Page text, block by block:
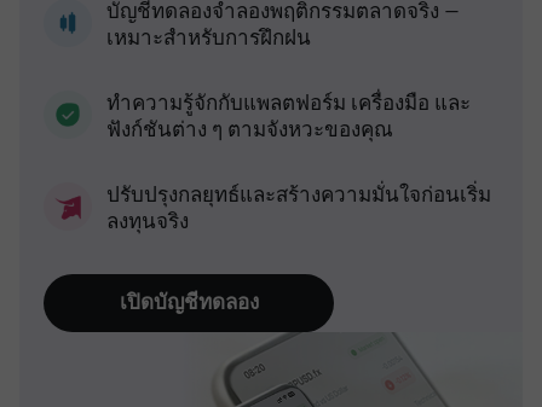
บัญชีทดลองจำลองพฤติกรรมตลาดจริง —
เหมาะสำหรับการฝึกฝน
ทำความรู้จักกับแพลตฟอร์ม เครื่องมือ และ
ฟังก์ชันต่าง ๆ ตามจังหวะของคุณ
ปรับปรุงกลยุทธ์และสร้างความมั่นใจก่อนเริ่ม
ลงทุนจริง
เปิดบัญชีทดลอง